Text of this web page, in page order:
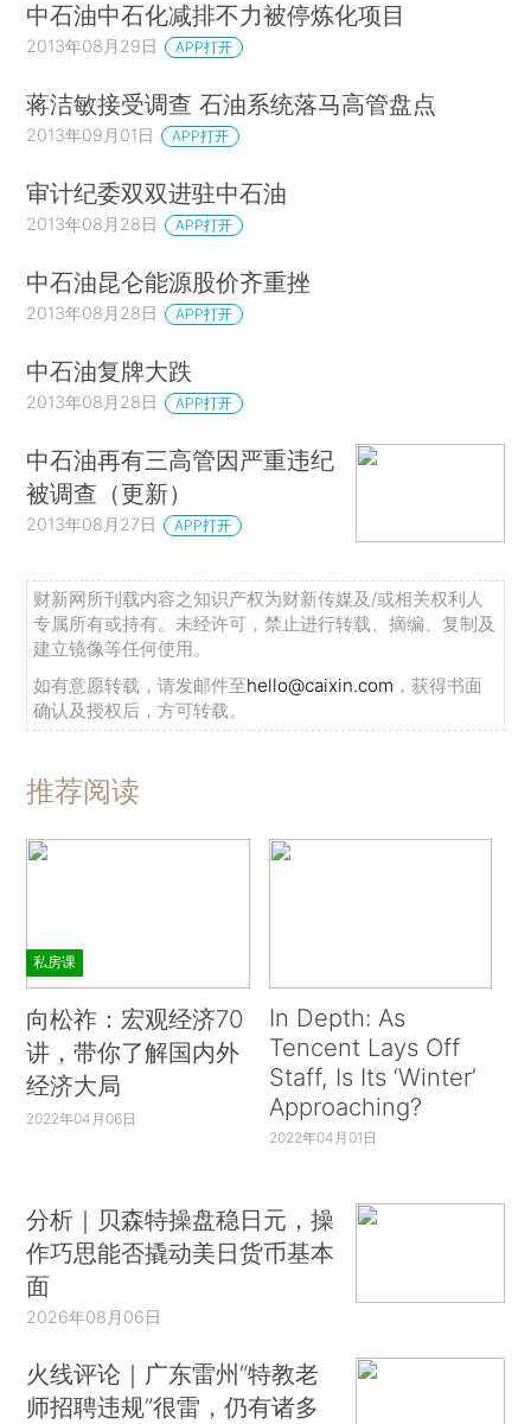
中石油中石化减排不力被停炼化项目
2013年08月29日 APP打开
蒋洁敏接受调查 石油系统落马高管盘点
2013年09月01日 APP打开
审计纪委双双进驻中石油
2013年08月28日 APP打开
中石油昆仑能源股价齐重挫
2013年08月28日 APP打开
中石油复牌大跌
2013年08月28日 APP打开
中石油再有三高管因严重违纪
被调查（更新）
2013年08月27日 APP打开
财新网所刊载内容之知识产权为财新传媒及/或相关权利人
专属所有或持有。未经许可，禁止进行转载、摘编、复制及
建立镜像等任何使用。
如有意愿转载，请发邮件至hello@caixin.com ，获得书面
确认及授权后，方可转载。
推荐阅读
私房课
向松祚：宏观经济70
讲，带你了解国内外
经济大局
2022年04月06日
In Depth: As
Tencent Lays Off
Staff, Is Its ‘Winter’
Approaching?
2022年04月01日
分析｜贝森特操盘稳日元，操
作巧思能否撬动美日货币基本
面
2026年08月06日
火线评论｜广东雷州“特教老
师招聘违规”很雷，仍有诸多